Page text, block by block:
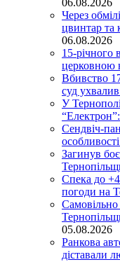
06.08.2026
Через
цвинтар та
06.08.2026
15-річного
церковною
Вбивство
суд
У
Сендвіч-
Загинув
Спека до
погоди на
Самовільно
05.08.2026
Ранкова
діставали